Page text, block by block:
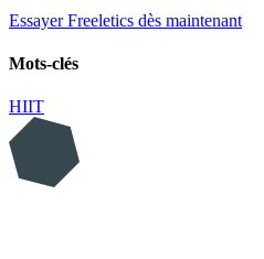
Essayer Freeletics dès maintenant
Mots-clés
HIIT